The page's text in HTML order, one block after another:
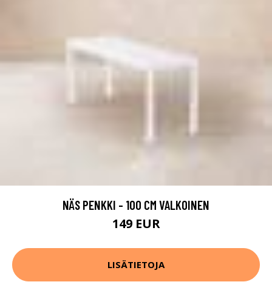
NÄS PENKKI - 100 CM VALKOINEN
149 EUR
LISÄTIETOJA